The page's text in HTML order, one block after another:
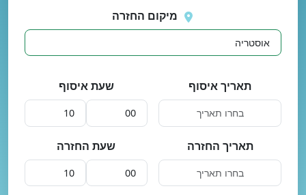
מיקום החזרה
תאריך איסוף שעת איסוף
תאריך החזרה שעת החזרה